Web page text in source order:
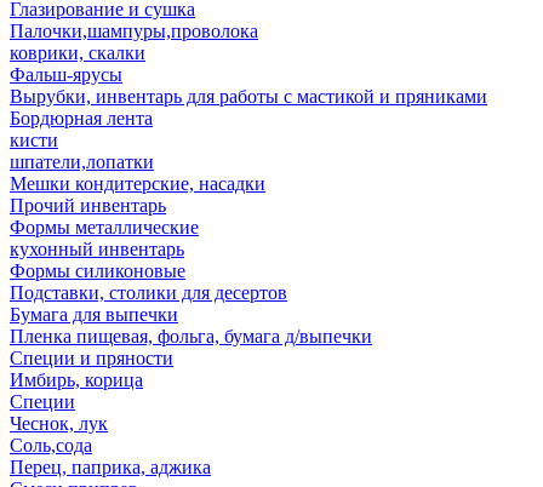
Глазирование и сушка
Палочки,шампуры,проволока
коврики, скалки
Фальш-ярусы
Вырубки, инвентарь для работы с мастикой и пряниками
Бордюрная лента
кисти
шпатели,лопатки
Мешки кондитерские, насадки
Прочий инвентарь
Формы металлические
кухонный инвентарь
Формы силиконовые
Подставки, столики для десертов
Бумага для выпечки
Пленка пищевая, фольга, бумага д/выпечки
Специи и пряности
Имбирь, корица
Специи
Чеснок, лук
Соль,сода
Перец, паприка, аджика